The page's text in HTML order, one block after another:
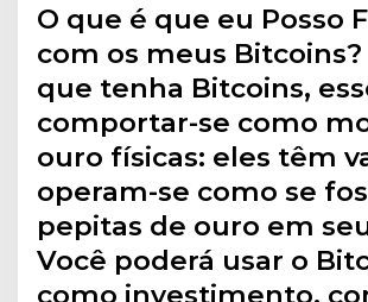
O que é que eu Posso
com os meus Bitcoins?
que tenha Bitcoins,
comportar-se como
ouro físicas: eles têm
operam-se como se
pepitas de ouro em
Você poderá usar o
como investimento,